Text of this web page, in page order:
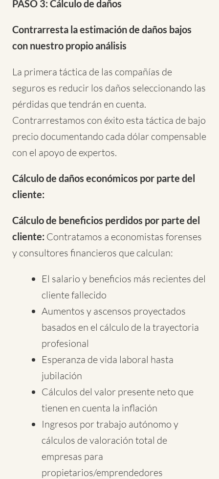
PASO 3: Cálculo de daños
Contrarresta la estimación de daños bajos
con nuestro propio análisis
La primera táctica de las compañías de
seguros es reducir los daños seleccionando las
pérdidas que tendrán en cuenta.
Contrarrestamos con éxito esta táctica de bajo
precio documentando cada dólar compensable
con el apoyo de expertos.
Cálculo de daños económicos por parte del
cliente:
Cálculo de beneficios perdidos por parte del
cliente: Contratamos a economistas forenses
y consultores financieros que calculan:
El salario y beneficios más recientes del
cliente fallecido
Aumentos y ascensos proyectados
basados en el cálculo de la trayectoria
profesional
Esperanza de vida laboral hasta
jubilación
Cálculos del valor presente neto que
tienen en cuenta la inflación
Ingresos por trabajo autónomo y
cálculos de valoración total de
empresas para
propietarios/emprendedores